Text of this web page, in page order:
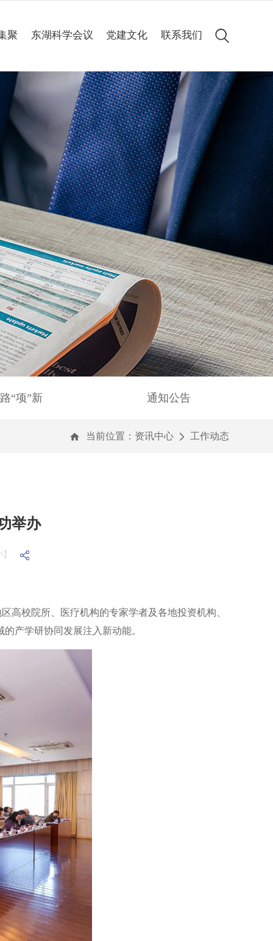
聚 东湖科学会议
会议简介
历届集锦
高清图集
会议聚焦
精彩60秒
线上申办
党建文化
党建动态
专题专栏
联系我们
“项”新 通知公告
当前位置： 资讯中心 工作动态
举办
高校院所、医疗机构的专家学者及各地投资机构、
产学研协同发展注入新动能。